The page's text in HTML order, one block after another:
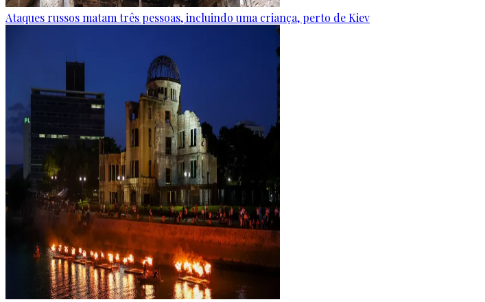
Ataques russos matam três pessoas, incluindo uma criança, perto de Kiev